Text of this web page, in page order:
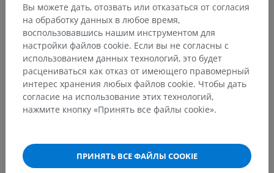
Наружные, внутренние
самые внутренние
межрёберные
мышцы,
подрёберные
поперечная мышца
груди
Кожа дерматома T2
(верхняя часть передней
грудной стенки,
охватывающая верхнюю
часть ткани молочной
железы, дно
подмышечной ямки,
верхнюю медиальную
область плеча).
Вы можете дать, отозвать или отказаться от согласия
на обработку данных в любое время,
воспользовавшись нашим инструментом для
настройки файлов cookie. Если вы не согласны с
использованием данных технологий, это будет
расцениваться как отказ от имеющего правомерный
интерес хранения любых файлов cookie. Чтобы дать
согласие на использование этих технологий,
нажмите кнопку «Принять все файлы cookie».
ПРИНЯТЬ ВСЕ ФАЙЛЫ COOKIE